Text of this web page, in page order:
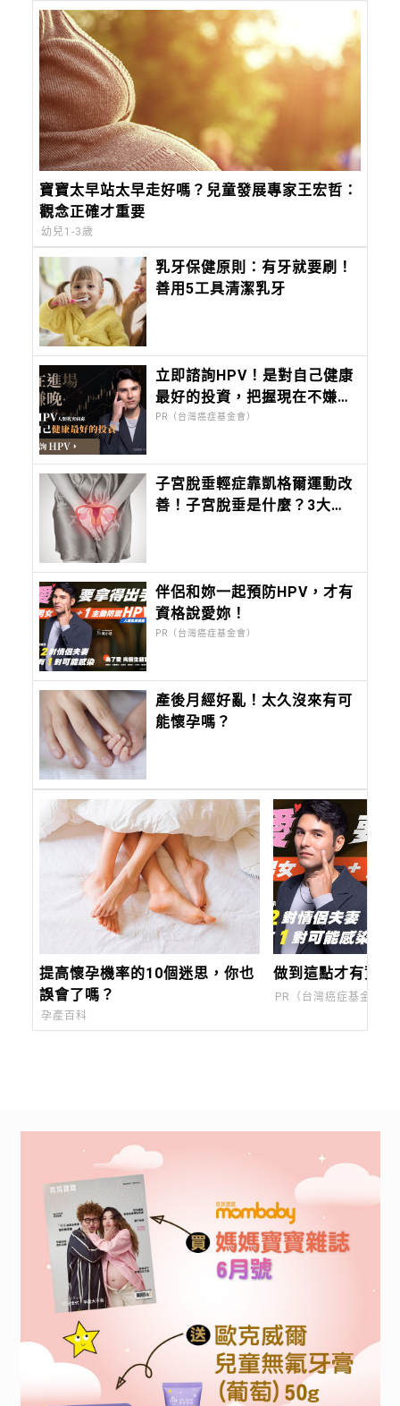
寶寶太早站太早走好嗎？兒童發展專家王宏哲：
觀念正確才重要
幼兒1-3歲
乳牙保健原則：有牙就要刷！
善用5工具清潔乳牙
立即諮詢HPV！是對自己健康
最好的投資，把握現在不嫌
晚！
PR（台灣癌症基金會）
子宮脫垂輕症靠凱格爾運動改
善！子宮脫垂是什麼？3大原
伴侶和妳一起預防HPV，才有
資格說愛妳！
PR（台灣癌症基金會）
產後月經好亂！太久沒來有可
能懷孕嗎？
提高懷孕機率的10個迷思，你也
誤會了嗎？
孕產百科
做到這點才有資格
PR（台灣癌症基金會）